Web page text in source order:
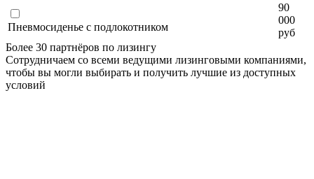
Пневмосиденье с подлокотником
90
000
руб
Более 30 партнёров по лизингу
Сотрудничаем со всеми ведущими лизинговыми компаниями,
чтобы вы могли выбирать и получить лучшие из доступных
условий